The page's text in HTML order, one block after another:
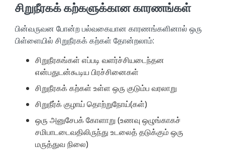
சிறுநீரகக் கற்களுக்கான காரணங்கள்
பின்வருவன போன்ற பல்வகையான காரணங்களினால் ஒரு
பிள்ளையில் சிறுநீரகக் கற்கள் தோன்றலாம்:
சிறுநீரகங்கள் எப்படி வளர்ச்சியடைந்தன
என்பதுடன்கூடிய பிரச்சினைகள்
சிறுநீரகக் கற்கள் உள்ள ஒரு குடும்ப வரலாறு
சிறுநீர்க் குழாய் தொற்றுநோய்(கள்)
ஒரு அனுசேபக் கோளாறு (உணவு ஒழுங்காகச்
சமிபாடடைவதிலிருந்து உடலைத் தடுக்கும் ஒரு
மருத்துவ நிலை)